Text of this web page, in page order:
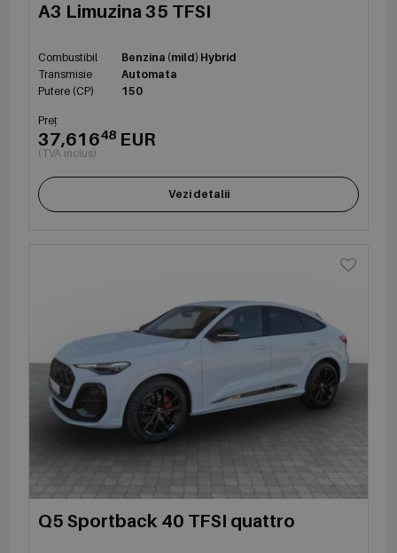
A3 Limuzina 35 TFSI
Combustibil
Benzina (mild) Hybrid
Transmisie
Automata
Putere (CP)
150
Preț
37,61648 EUR
(TVA inclus)
Vezi detalii
Q5 Sportback 40 TFSI quattro